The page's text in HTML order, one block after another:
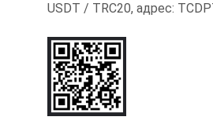
USDT / TRC20, адрес: